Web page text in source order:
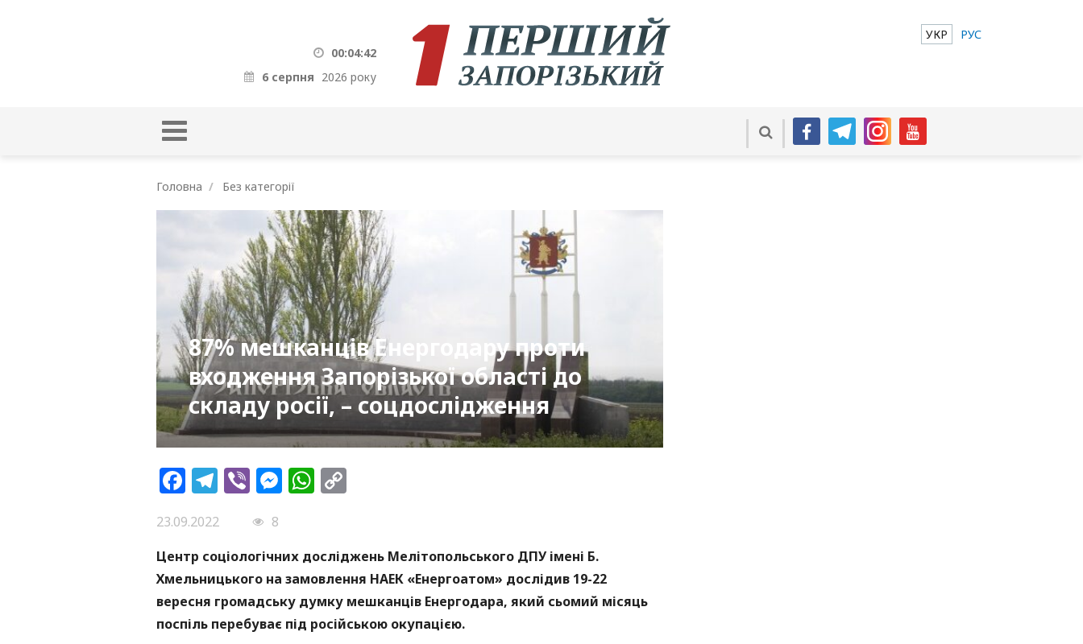
00:04:43
6 серпня 2026 року
УКР РУС
Головна Без категорії
87% мешканців Енергодару проти
входження Запорізької області до
складу росії, – соцдослідження
Facebook
Telegram
ViberMessenger
WhatsApp
23.09.2022
8
Центр соціологічних досліджень Мелітопольського ДПУ імені Б.
Хмельницького на замовлення НАЕК «Енергоатом» дослідив 19-22
вересня громадську думку мешканців Енергодара, який сьомий місяць
поспіль перебуває під російською окупацією.